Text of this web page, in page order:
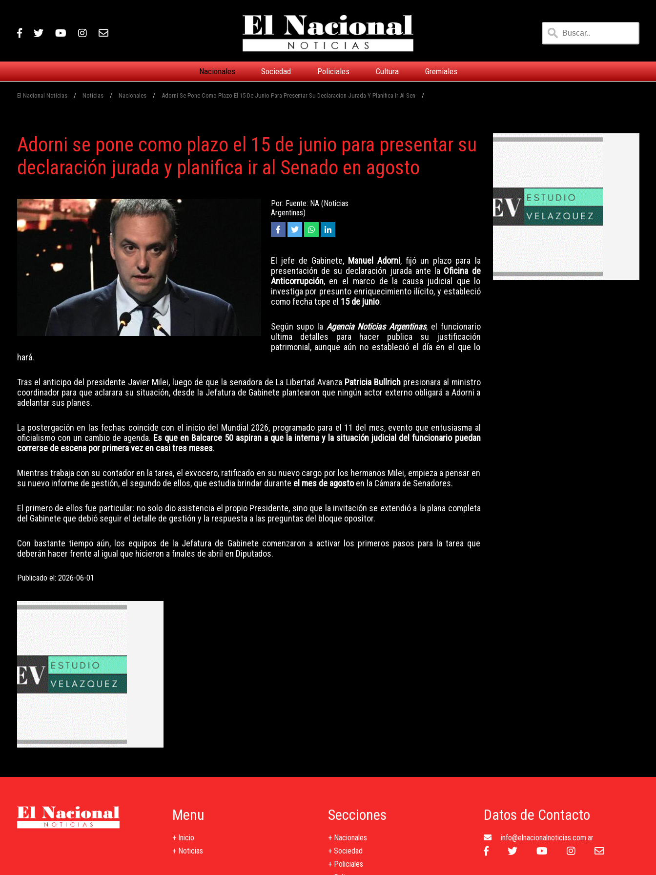
Nacionales Sociedad Policiales Cultura Gremiales
El Nacional Noticias / Noticias / Nacionales / Adorni Se Pone Como Plazo El 15 De Junio Para Presentar Su Declaracion Jurada Y Planifica Ir Al Sen /
Adorni se pone como plazo el 15 de junio para presentar su
declaración jurada y planifica ir al Senado en agosto
Por: Fuente: NA (Noticias
Argentinas)
El jefe de Gabinete, Manuel Adorni, fijó un plazo para la
presentación de su declaración jurada ante la Oficina de
Anticorrupción, en el marco de la causa judicial que lo
investiga por presunto enriquecimiento ilícito, y estableció
como fecha tope el 15 de junio.
Según supo la Agencia Noticias Argentinas, el funcionario
ultima detalles para hacer publica su justificación
patrimonial, aunque aún no estableció el día en el que lo
hará.
Tras el anticipo del presidente Javier Milei, luego de que la senadora de La Libertad Avanza Patricia Bullrichpresionara al ministro
coordinador para que aclarara su situación, desde la Jefatura de Gabinete plantearon que ningún actor externo obligará a Adorni a
adelantar sus planes.
La postergación en las fechas coincide con el inicio del Mundial 2026, programado para el 11 del mes, evento que entusiasma al
oficialismo con un cambio de agenda. Es que en Balcarce 50 aspiran a que la interna y la situación judicial del funcionario puedan
correrse de escena por primera vez en casi tres meses.
Mientras trabaja con su contador en la tarea, el exvocero, ratificado en su nuevo cargo por los hermanos Milei, empieza a pensar en
su nuevo informe de gestión, el segundo de ellos, que estudia brindar durante el mes de agostoen la Cámara de Senadores.
El primero de ellos fue particular: no solo dio asistencia el propio Presidente, sino que la invitación se extendió a la plana completa
del Gabinete que debió seguir el detalle de gestión y la respuesta a las preguntas del bloque opositor.
Con bastante tiempo aún, los equipos de la Jefatura de Gabinete comenzaron a activar los primeros pasos para la tarea que
deberán hacer frente al igual que hicieron a finales de abril en Diputados.
Publicado el: 2026-06-01
Menu
+ Inicio
+ Noticias
Secciones
+ Nacionales
+ Sociedad
+ Policiales
Datos de Contacto
info@elnacionalnoticias.com.ar